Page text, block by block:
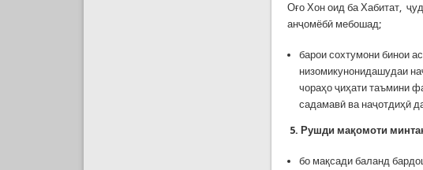
Оғо Хон оид ба Хабитат,
анҷомёбӣ мебошад;
барои сохтумони бинои
низомикунонидашудаи
чораҳо ҷиҳати таъмини
садамавӣ ва наҷотдиҳӣ
5. Рушди мақомоти минта
бо мақсади баланд